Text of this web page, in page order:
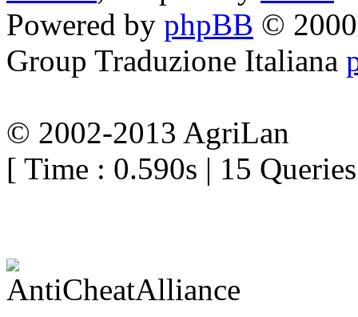
Powered by phpBB ©
Group Traduzione Italiana
© 2002-2013 AgriLan
[ Time : 0.590s | 15